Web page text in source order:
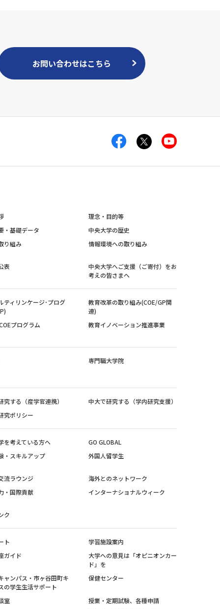
お問い合わせはこちら
理念・目的等
・基礎データ
中央大学の歴史
り組み 情報環境への取り組み
表
中央大学へご支援（ご寄付）をお
考えの皆さまへ
ティリンケージ･プログ
教育改革の取り組み(COE/GP関
連)
プログラム 教育イノベーション推進事業
専門職大学院
究する（産学官連携）
中大で研究する（学内研究支援）
究ポリシー
を考えている方へ
GO GLOBAL
・スキルアップ 外国人留学生
流ラウンジ
海外とのネットワーク
・国際貢献 インターナショナルウィーク
ク
ト
学習施設案内
ガイド
大学への意見は「オピニオンカー
ド」を
ャンパス・市ヶ谷田町キ
の学生生活サポート
保健センター
室
授業・定期試験、各種申請